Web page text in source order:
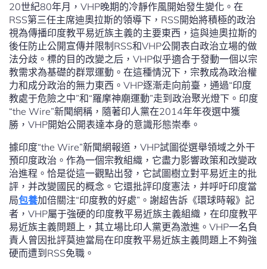
20世紀80年月，VHP晚期的冷靜作風開始發生變化。在
RSS第三任主席迪奧拉斯的領導下，RSS開始將積極的政治
視為傳播印度教平易近族主義的主要東西，這與迪奧拉斯的
後任防止公開宣傳并限制RSS和VHP公開表白政治立場的做
法分歧。標的目的改變之后，VHP似乎適合于發動一個以宗
教需求為基礎的群眾運動。在這種情況下，宗教成為政治權
力和成分政治的無力東西。VHP逐漸走向前臺，通過“印度
教處于危險之中”和“羅摩神廟運動”走到政治聚光燈下。印度
“the Wire”新聞網稱，隨著印人黨在2014年年夜選中獲
勝，VHP開始公開表達本身的意識形態崇奉。
據印度“the Wire”新聞網報道，VHP試圖從選舉領域之外干
預印度政治。作為一個宗教組織，它盡力影響政策和改變政
治進程。恰是從這一觀點出發，它試圖樹立對平易近主的批
評，并改變國民的概念。它還批評印度憲法，并呼吁印度當
局包養加倍關注“印度教的好處”。謝超告訴《環球時報》記
者，VHP屬于強硬的印度教平易近族主義組織，在印度教平
易近族主義問題上，其立場比印人黨更為激進。VHP一名負
責人曾因批評莫迪當局在印度教平易近族主義問題上不夠強
硬而遭到RSS免職。